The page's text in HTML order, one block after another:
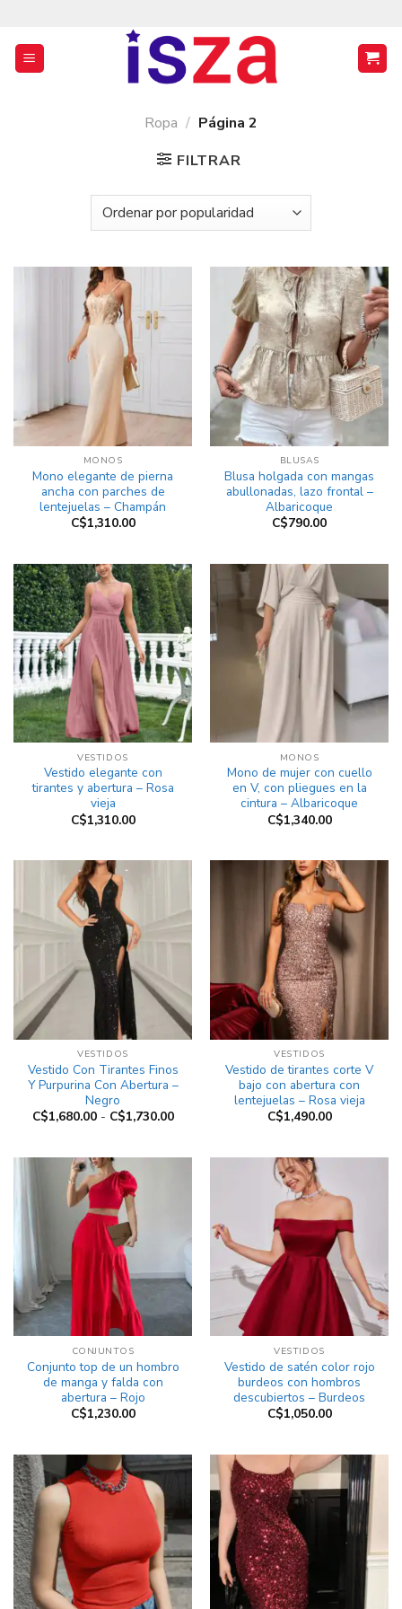
contenido
Ropa / Página 2
FILTRAR
MONOS
Mono elegante de pierna
ancha con parches de
lentejuelas – Champán
C$1,310.00
BLUSAS
Blusa holgada con mangas
abullonadas, lazo frontal –
Albaricoque
C$790.00
VESTIDOS
Vestido elegante con
tirantes y abertura – Rosa
vieja
C$1,310.00
MONOS
Mono de mujer con cuello
en V, con pliegues en la
cintura – Albaricoque
C$1,340.00
VESTIDOS
Vestido Con Tirantes Finos
Y Purpurina Con Abertura –
Negro
C$1,680.00 - C$1,730.00Rango
C$1,680.00
VESTIDOS
Vestido de tirantes corte V
bajo con abertura con
lentejuelas – Rosa vieja
C$1,490.00
CONJUNTOS
Conjunto top de un hombro
de manga y falda con
abertura – Rojo
C$1,230.00
VESTIDOS
Vestido de satén color rojo
burdeos con hombros
descubiertos – Burdeos
C$1,050.00